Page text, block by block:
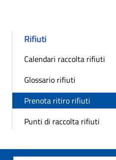
Rifiuti
Calendari raccolta rifiuti
Glossario rifiuti
Prenota ritiro rifiuti
Punti di raccolta rifiuti